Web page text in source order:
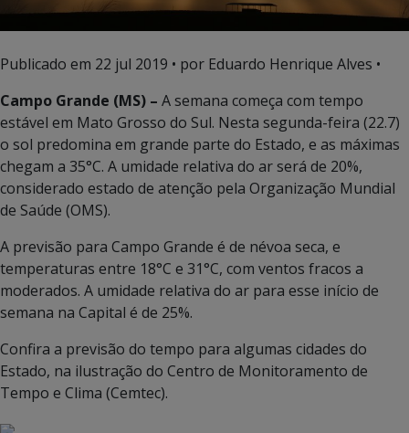
Publicado em 22 jul 2019 • por Eduardo Henrique Alves •
Campo Grande (MS) – A semana começa com tempo
estável em Mato Grosso do Sul. Nesta segunda-feira (22.7)
o sol predomina em grande parte do Estado, e as máximas
chegam a 35°C. A umidade relativa do ar será de 20%,
considerado estado de atenção pela Organização Mundial
de Saúde (OMS).
A previsão para Campo Grande é de névoa seca, e
temperaturas entre 18°C e 31°C, com ventos fracos a
moderados. A umidade relativa do ar para esse início de
semana na Capital é de 25%.
Confira a previsão do tempo para algumas cidades do
Estado, na ilustração do Centro de Monitoramento de
Tempo e Clima (Cemtec).